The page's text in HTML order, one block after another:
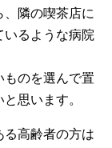
隣の喫茶店に
いるような病院
ものを選んで置
思います。
る高齢者の方は